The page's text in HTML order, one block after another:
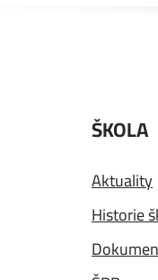
ŠKOLA
Aktuality
Historie